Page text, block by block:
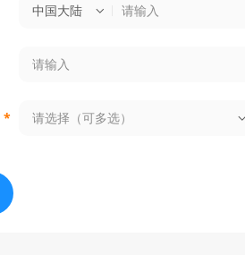
中国大陆
* 请选择（可多选）